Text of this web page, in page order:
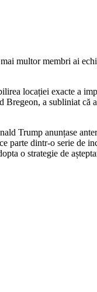
multor membri ai
locației exacte a
a subliniat că
Trump anunțase
parte dintr-o serie de
o strategie de